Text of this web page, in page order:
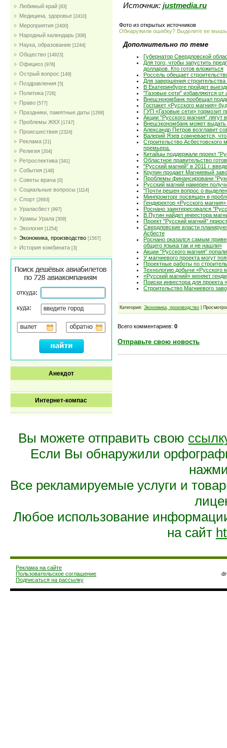
Любимый край [83]
Медицина, здоровье [2410]
Мероприятия [2400]
Народный календарь [308]
Наука, образование [1244]
Общество [14923]
Официоз [978]
Острый вопрос [149]
Поздравления [5]
Политика [726]
Право [577]
Праздники, памятные даты [1268]
Проблемы ЖКХ [1747]
Проиcшествия [2324]
Реклама [21]
Религия [204]
Ретроспектива [341]
События [148]
Советы врача [0]
Социальные вопросы [1114]
Спорт [2693]
Ураласбест [997]
Храмы Урала [309]
Экология [1254]
Экономика, производство [1567]
История комбината [3]
Анекдот
Интернет-компас
Источник: justmedia.ru
Фото из открытых источников
Обнаружили ошибку? Выделите ее
Дополнительно по теме
Губернатор Свердловской
Для того, чтобы запустить
долларов. Кто готов вложиться
Россель обещает
Для завершения
В Екатеринбурге пройдет
"Газовые сети" избавляются
Внешэкномбанк пообещал
Госпакет «Русского магния»
ГУП «Газовые сети» тормозит
Акции "Русского магния" лягут
Внешэкономбанк может
Александр Петров возглавит
Валерий Язев сомневается,
Строительство Асбестовского
премьера.
Китайцы поддержали проект
Областное правительство
"Русский магний" в 2011 г.
Крупин продает Магниевый
Проблемы финансировани
Русский магний намерен
"Почти решен вопрос о
Минпромторг посвящен в
Гендиректор «Русского
Роснано заинтересовался
В.Путин найдет инвестора
Проект "Русский магний"
Свердловские власти
Асбесте
Роснано оказался самым
общего языка так и не нашли»
Акции "Русского магния"
У магниевого проекта могут
Проектные работы по
Технологию добычи «Русского
«Русский магний» меняет
Поиски инвестора для
Строительство Магниевого
Категория: Экономика, производство |
Всего комментариев: 0
Отправьте свою новость
Вы можете отправить свою
Если Вы обнаружили
Все рекламируемые услуги и
Любое использование
на сайт
Реклама на сайте
Пользовательское соглашение
Подписаться на рассылку